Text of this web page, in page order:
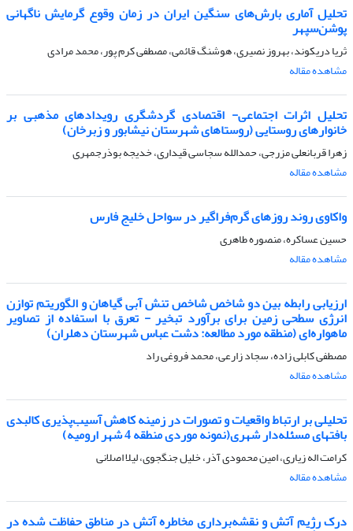
تحلیل آماری بارش‌های سنگین ایران در زمان وقوع گرمایش ناگهانی
پوشن‌سپهر
ثریا دریکوند، بهروز نصیری، هوشنگ قائمی، مصطفی کرم پور، محمد مرادی
مشاهده مقاله
تحلیل اثرات اجتماعی- اقتصادی گردشگری رویدادهای مذهبی بر
خانوارهای روستایی (روستاهای شهرستان نیشابور و زبرخان)
زهرا قربانعلی مزرجی، حمدالله سجاسی قیداری، خدیجه بوذرجمهری
مشاهده مقاله
واکاوی روند روزهای گرم‌فراگیر در سواحل خلیج فارس
حسین عساکره، منصوره طاهری
مشاهده مقاله
ارزیابی رابطه بین دو شاخص شاخص تنش آبی گیاهان و الگوریتم توازن
انرژی سطحی زمین برای برآورد تبخیر - تعرق با استفاده از تصاویر
ماهواره‌ای (منطقه مورد مطالعه: دشت عباس شهرستان دهلران)
مصطفی کابلی زاده، سجاد زارعی، محمد فروغی راد
مشاهده مقاله
تحلیلی بر ارتباط واقعیات و تصورات در زمینه کاهش آسیب‌پذیری کالبدی
بافتهای مسئله‌دار شهری(نمونه موردی منطقه 4 شهر ارومیه)
کرامت اله زیاری، امین محمودی آذر، خلیل جنگجوی، لیلا اصلانی
مشاهده مقاله
درک رژیم آتش و نقشه‌برداری مخاطره آتش در مناطق حفاظت شده در